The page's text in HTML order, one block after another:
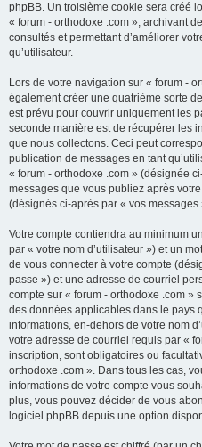
phpBB. Un troisième cookie sera créé
« forum - orthodoxe .com », archivant
consultés et permettant d’améliorer
qu’utilisateur.
Lors de votre navigation sur « forum -
également créer une quatrième sorte
est prévu pour couvrir uniquement les
seconde manière est de récupérer les
que nous collectons. Ceci peut
publication de messages en tant
« forum - orthodoxe .com » (désignée
messages que vous publiez après
(désignés ci-après par « vos messages
Votre compte contiendra au minimum
par « votre nom d’utilisateur ») et un
de vous connecter à votre compte
passe ») et une adresse de courriel
compte sur « forum - orthodoxe .com »
des données applicables dans le pays
informations, en-dehors de votre nom
votre adresse de courriel requis par «
inscription, sont obligatoires ou
orthodoxe .com ». Dans tous les cas,
informations de votre compte vous
plus, vous pouvez décider de vous
logiciel phpBB depuis une option